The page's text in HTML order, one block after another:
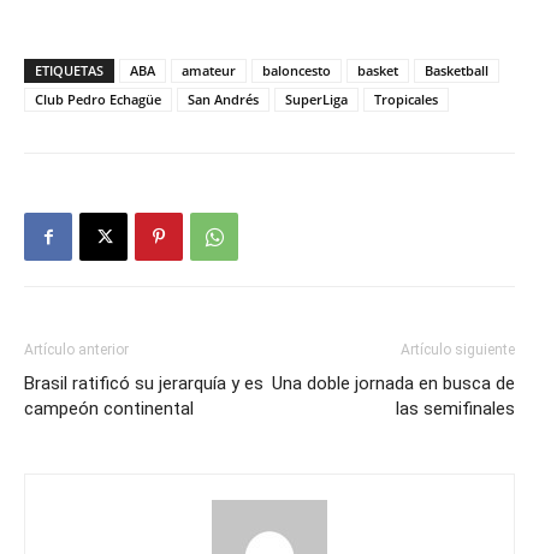
ETIQUETAS ABA amateur baloncesto basket
Basketball
Club Pedro Echagüe
San Andrés SuperLiga Tropicales
Artículo anterior
Brasil ratificó su jerarquía y es
campeón continental
Artículo siguiente
Una doble jornada en busca de
las semifinales